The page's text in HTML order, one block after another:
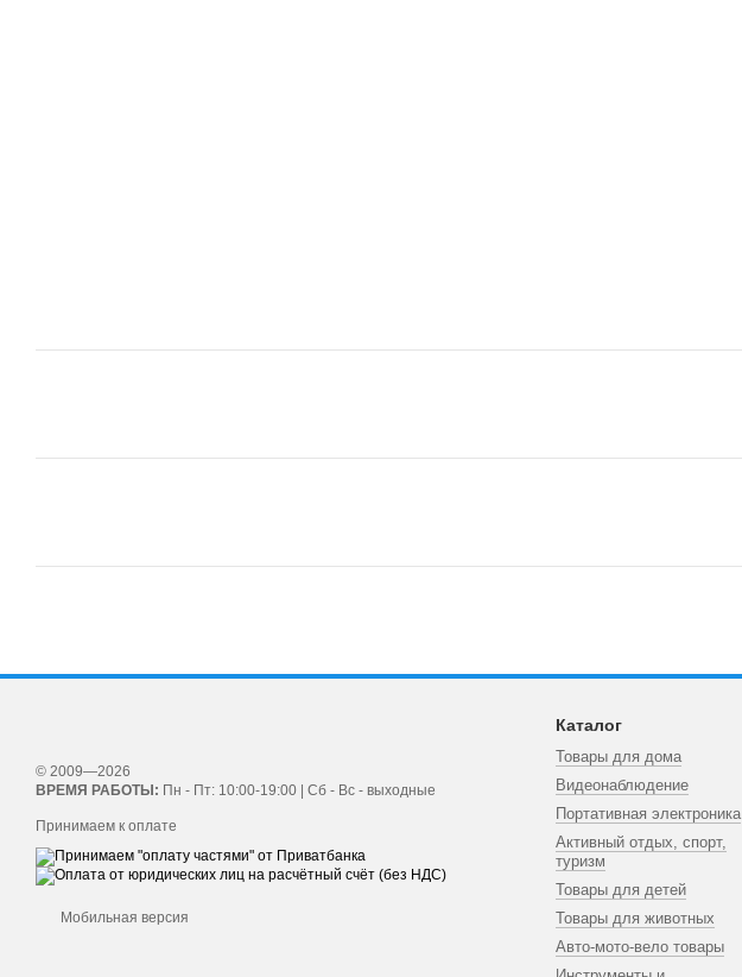
© 2009—2026
ВРЕМЯ РАБОТЫ: Пн - Пт: 10:00-19:00 | Сб - Вс - выходные
Принимаем к оплате
Мобильная версия
Каталог
Товары для дома
Видеонаблюдение
Портативная электроника
Активный отдых, спорт,
туризм
Товары для детей
Товары для животных
Авто-мото-вело товары